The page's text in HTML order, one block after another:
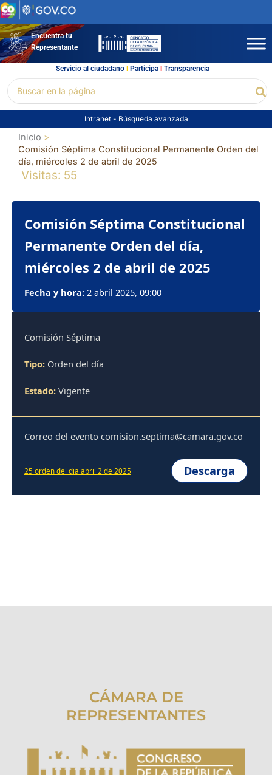
Ir
al
contenidoEncuentra tu
Representante
Servicio al ciudadano l Participal Transparencia
por:
Intranet - Búsqueda avanzada
Inicio
Comisión Séptima Constitucional Permanente Orden del
día, miércoles 2 de abril de 2025
Visitas: 55
Comisión Séptima Constitucional
Permanente Orden del día,
miércoles 2 de abril de 2025
Fecha y hora: 2 abril 2025, 09:00
Comisión Séptima
Tipo: Orden del día
Estado: Vigente
Correo del evento comision.septima@camara.gov.co
25 orden del dia abril 2 de 2025 Descarga
CÁMARA DE
REPRESENTANTES